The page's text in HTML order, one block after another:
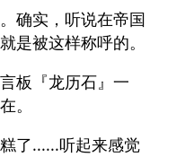
确实，听说在帝国
是被这样称呼的。
板『龙历石』一
。
了......听起来感觉